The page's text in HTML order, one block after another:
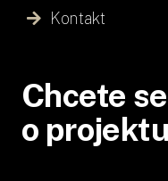
Kontakt
Chcete
o